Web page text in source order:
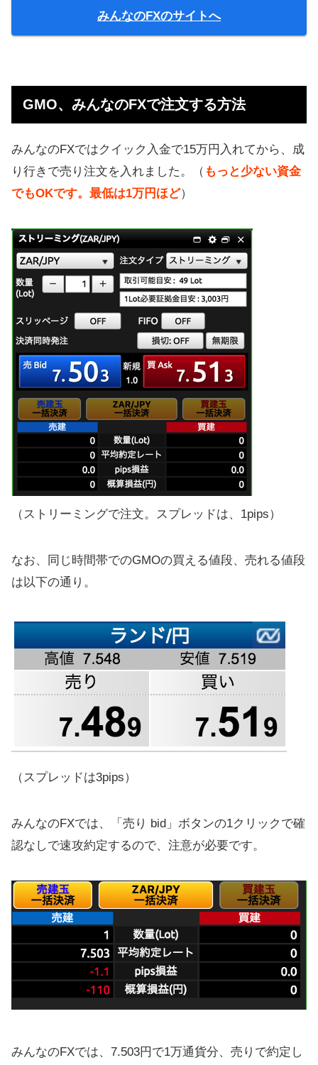
みんなのFXのサイトへ
GMO、みんなのFXで注文する方法
みんなのFXではクイック入金で15万円入れてから、成
り行きで売り注文を入れました。（ もっと少ない資金
でもOKです。最低は1万円ほど）
（ストリーミングで注文。スプレッドは、1pips）
なお、同じ時間帯でのGMOの買える値段、売れる値段
は以下の通り。
（スプレッドは3pips）
みんなのFXでは、「売り bid」ボタンの1クリックで確
認なしで速攻約定するので、注意が必要です。
みんなのFXでは、7.503円で1万通貨分、売りで約定し